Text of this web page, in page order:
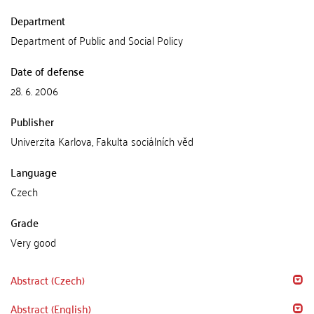
Department
Department of Public and Social Policy
Date of defense
28. 6. 2006
Publisher
Univerzita Karlova, Fakulta sociálních věd
Language
Czech
Grade
Very good
Abstract (Czech)
Abstract (English)